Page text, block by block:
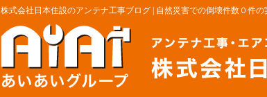
株式会社日本住設のアンテナ工事ブログ | 自然災害での倒壊件数０件